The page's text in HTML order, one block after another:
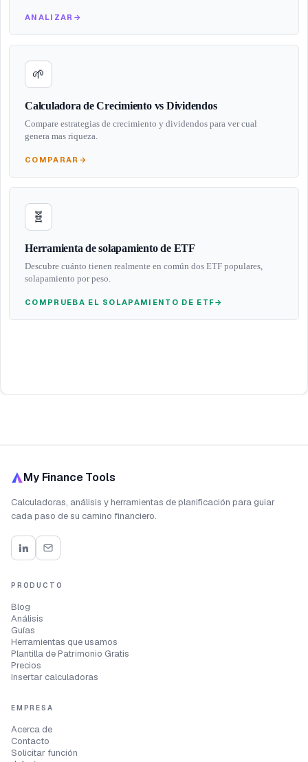
ANALIZAR →
🌱
Calculadora de Crecimiento vs Dividendos
Compare estrategias de crecimiento y dividendos para ver cual
genera mas riqueza.
COMPARAR →
🧬
Herramienta de solapamiento de ETF
Descubre cuánto tienen realmente en común dos ETF populares,
solapamiento por peso.
COMPRUEBA EL SOLAPAMIENTO DE ETF→
My Finance Tools
Calculadoras, análisis y herramientas de planificación para guiar
cada paso de su camino financiero.
PRODUCTO
Blog
Análisis
Guías
Herramientas que usamos
Plantilla de Patrimonio Gratis
Precios
Insertar calculadoras
EMPRESA
Acerca de
Contacto
Solicitar función